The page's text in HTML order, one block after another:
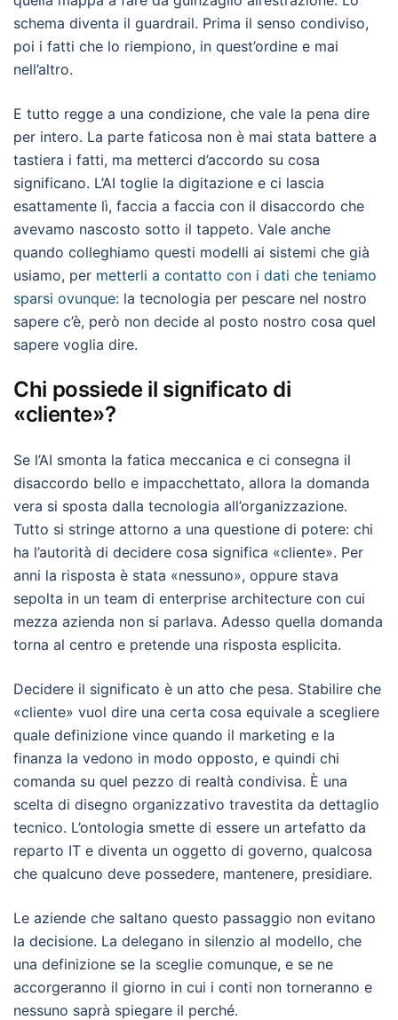
schema diventa il guardrail. Prima il senso condiviso,
poi i fatti che lo riempiono, in quest’ordine e mai
nell’altro.
E tutto regge a una condizione, che vale la pena dire
per intero. La parte faticosa non è mai stata battere a
tastiera i fatti, ma metterci d’accordo su cosa
significano. L’AI toglie la digitazione e ci lascia
esattamente lì, faccia a faccia con il disaccordo che
avevamo nascosto sotto il tappeto. Vale anche
quando colleghiamo questi modelli ai sistemi che già
usiamo, per metterli a contatto con i dati che teniamo
sparsi ovunque: la tecnologia per pescare nel nostro
sapere c’è, però non decide al posto nostro cosa quel
sapere voglia dire.
Chi possiede il significato di
«cliente»?
Se l’AI smonta la fatica meccanica e ci consegna il
disaccordo bello e impacchettato, allora la domanda
vera si sposta dalla tecnologia all’organizzazione.
Tutto si stringe attorno a una questione di potere: chi
ha l’autorità di decidere cosa significa «cliente». Per
anni la risposta è stata «nessuno», oppure stava
sepolta in un team di enterprise architecture con cui
mezza azienda non si parlava. Adesso quella domanda
torna al centro e pretende una risposta esplicita.
Decidere il significato è un atto che pesa. Stabilire che
«cliente» vuol dire una certa cosa equivale a scegliere
quale definizione vince quando il marketing e la
finanza la vedono in modo opposto, e quindi chi
comanda su quel pezzo di realtà condivisa. È una
scelta di disegno organizzativo travestita da dettaglio
tecnico. L’ontologia smette di essere un artefatto da
reparto IT e diventa un oggetto di governo, qualcosa
che qualcuno deve possedere, mantenere, presidiare.
Le aziende che saltano questo passaggio non evitano
la decisione. La delegano in silenzio al modello, che
una definizione se la sceglie comunque, e se ne
accorgeranno il giorno in cui i conti non torneranno e
nessuno saprà spiegare il perché.